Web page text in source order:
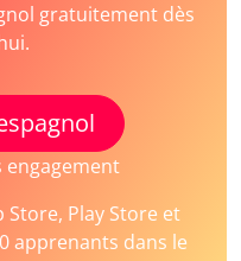
gratuitement dès
engagement
Store, Play Store et
apprenants dans le